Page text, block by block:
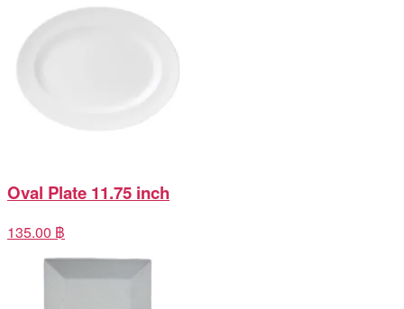
Oval Plate 11.75 inch
135.00 ฿